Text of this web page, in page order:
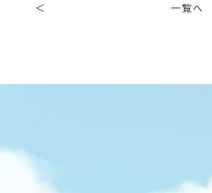
＜ 一覧へ